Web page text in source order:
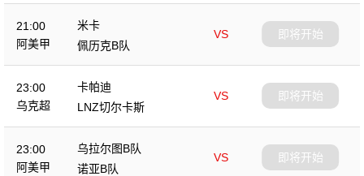
21:00
阿美甲
米卡
VS
佩历克B队
即将开始
23:00
乌克超
卡帕迪
VS
LNZ切尔卡斯
即将开始
23:00
阿美甲
乌拉尔图B队
VS
诺亚B队
即将开始